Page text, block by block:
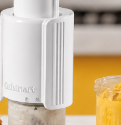
商品規格